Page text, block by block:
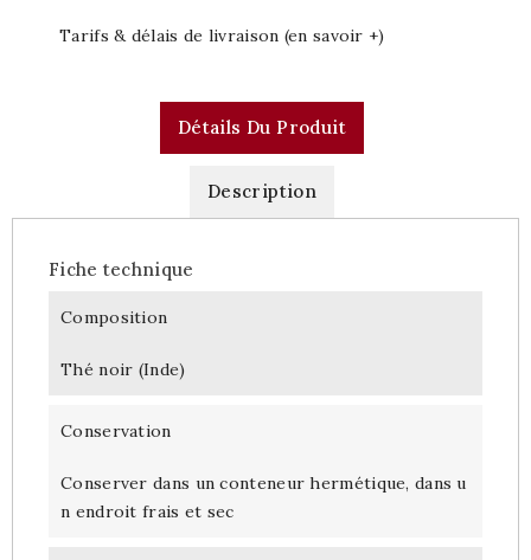
Tarifs & délais de livraison (en savoir +)
Détails Du Produit
Description
Fiche technique
Composition
Thé noir (Inde)
Conservation
Conserver dans un conteneur hermétique, dans u
n endroit frais et sec